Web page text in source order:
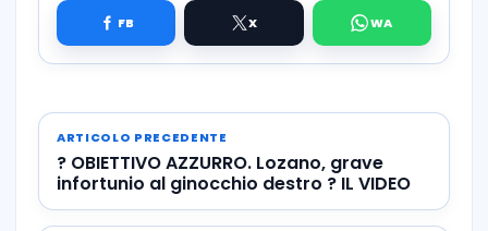
ARTICOLO PRECEDENTE
? OBIETTIVO AZZURRO. Lozano, grave
infortunio al ginocchio destro ? IL VIDEO